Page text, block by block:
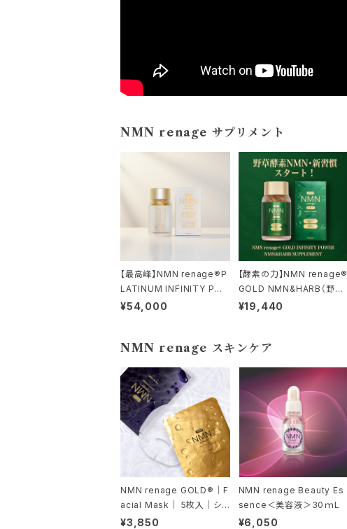
NMN renage サプリメント
【最高峰】NMN renage®P
LATINUM INFINITY PO
WER 24000 (善玉菌配合)
¥54,000
【酵素の力】NMN renage®
GOLD NMN&HARB（野草
酵素エキス配合）
¥19,440
NMN renage スキンケア
NMN renage GOLD®｜F
acial Mask｜ 5枚入｜シ
ート状美容液マスク
¥3,850
NMN renage Beauty Es
sence＜美容液＞30ｍL
¥6,050